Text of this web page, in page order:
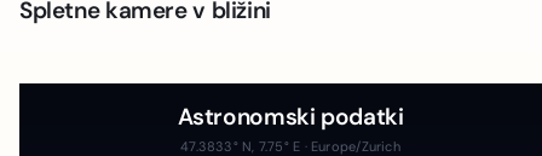
Spletne kamere v bližini
Astronomski podatki
47.3833° N, 7.75° E · Europe/Zurich